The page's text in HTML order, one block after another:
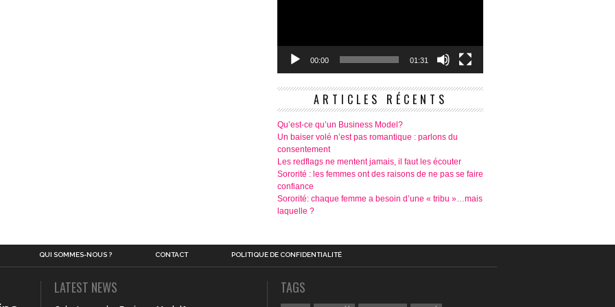
00:00 01:31
ARTICLES RÉCENTS
Qu’est-ce qu’un Business Model?
Un baiser volé n’est pas romantique : parlons du
consentement
Les redflags ne mentent jamais, il faut les écouter
Sororité : les femmes ont des raisons de ne pas se faire
confiance
Sororité: chaque femme a besoin d’une « tribu »…mais
laquelle ?
QUI SOMMES-NOUS ? CONTACT POLITIQUE DE CONFIDENTIALITÉ
LATEST NEWS TAGS